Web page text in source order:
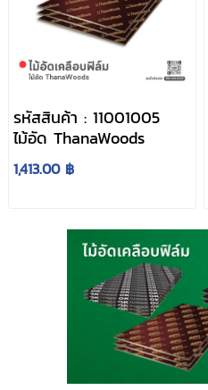
รหัสสินค้า : 11001005
ไม้อัด ThanaWoods
1,413.00 ฿